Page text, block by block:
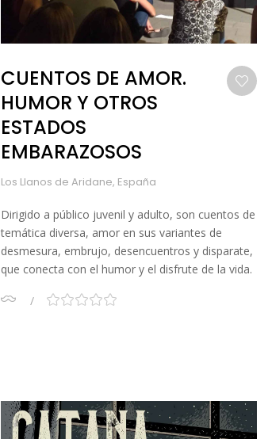
CUENTOS DE AMOR.
HUMOR Y OTROS
ESTADOS
EMBARAZOSOS
Los Llanos de Aridane, España
Dirigido a público juvenil y adulto, son cuentos de
temática diversa, amor en sus variantes de
desmesura, embrujo, desencuentros y disparate,
que conecta con el humor y el disfrute de la vida.